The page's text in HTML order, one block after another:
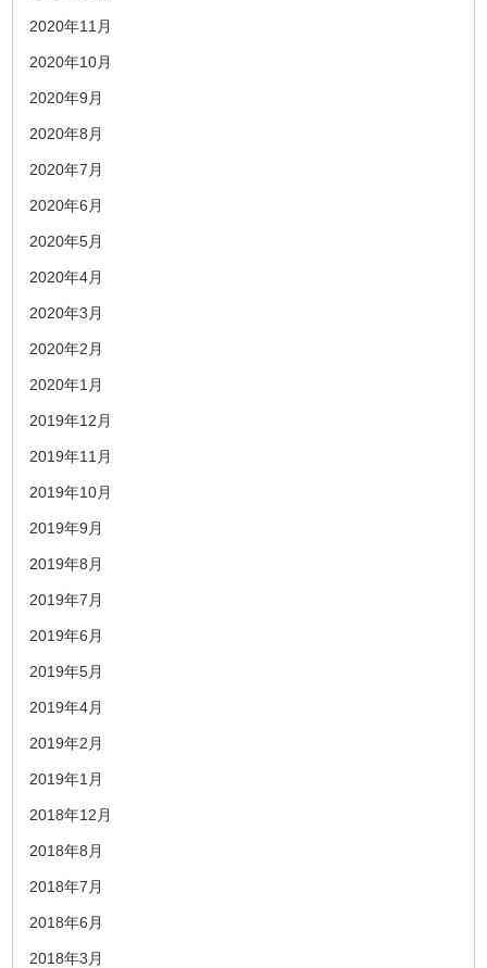
2020年11月
2020年10月
2020年9月
2020年8月
2020年7月
2020年6月
2020年5月
2020年4月
2020年3月
2020年2月
2020年1月
2019年12月
2019年11月
2019年10月
2019年9月
2019年8月
2019年7月
2019年6月
2019年5月
2019年4月
2019年2月
2019年1月
2018年12月
2018年8月
2018年7月
2018年6月
2018年3月